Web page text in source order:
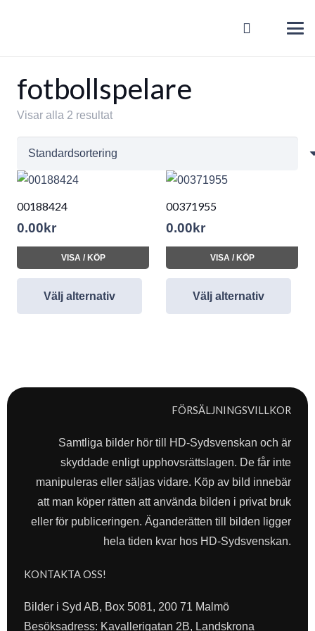
fotbollspelare
Visar alla 2 resultat
00188424
0.00 kr
VISA / KÖP
Välj alternativ
00371955
0.00 kr
VISA / KÖP
Välj alternativ
FÖRSÄLJNINGSVILLKOR
Samtliga bilder hör till HD-Sydsvenskan och är
skyddade enligt upphovsrättslagen. De får inte
manipuleras eller säljas vidare. Köp av bild innebär
att man köper rätten att använda bilden i privat bruk
eller för publiceringen. Äganderätten till bilden ligger
hela tiden kvar hos HD-Sydsvenskan.
KONTAKTA OSS!
Bilder i Syd AB, Box 5081, 200 71 Malmö
Besöksadress: Kavallerigatan 2B, Landskrona